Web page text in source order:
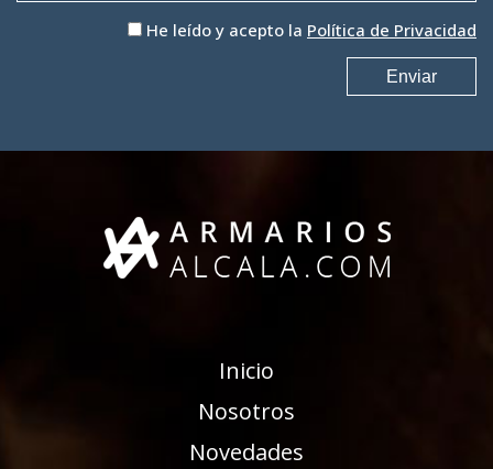
He leído y acepto la Política de Privacidad
Inicio
Nosotros
Novedades